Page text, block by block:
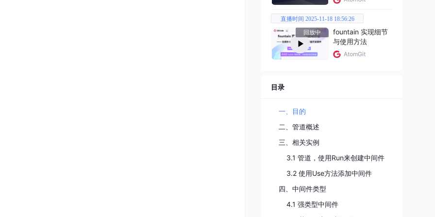
直播时间 2025-11-18 18:56:26
回放中
fountain 实现细节
与使用方法
AtomGit
目录
一、目的
二、管道概述
三、相关实例
3.1 管道，使用Run来创建中间件
3.2 使用Use方法添加中间件
四、中间件类型
4.1 强类型中间件